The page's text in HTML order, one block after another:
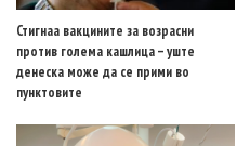
Стигнаа вакцините за возрасни
против голема кашлица – уште
денеска може да се прими во
пунктовите